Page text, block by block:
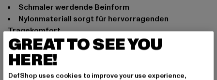
schmaler werdende Beinform
Nylonmateriall sorgt für hervorragenden
Tragekomfort
elastische Bündchen verhindern lästiges
Verrutschen
regulärer Schnitt
GREAT TO SEE YOU
HERE!
DefShop uses cookies to improve your use experience,